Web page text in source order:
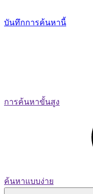
บันทึกการค้นหานี้
การค้นหาขั้นสูง
ค้นหาแบบง่าย